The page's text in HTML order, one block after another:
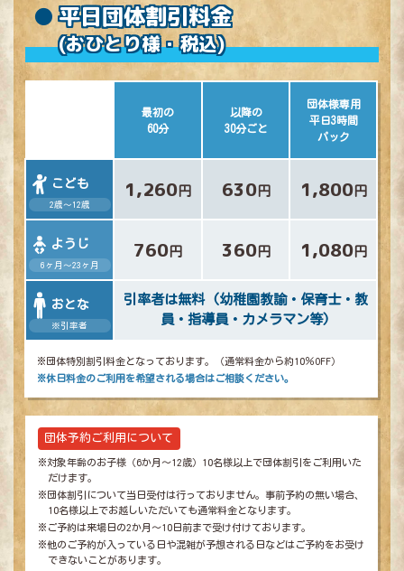
立川髙島屋S.C.
冒険あそび紹介
料金・ご利用案内
ドコドコ 総合トップへ
平日団体割引料金
(おひとり様・税込)
最初の
60分
以降の
30分ごと
団体様専用
平日3時間
パック
こども
2歳～12歳
1,260 円 630円 1,800円
ようじ
6ヶ月～23ヶ月
760 円 360円 1,080円
おとな
※引率者
引率者は無料 (幼稚園教諭・保育士・教
員・指導員・カメラマン等)
※団体特別割引料金となっております。（通常料金から約10％OFF）
※休日料金のご利用を希望される場合はご相談ください。
団体予約ご利用について
※対象年齢のお子様（6か月～12歳）10名様以上で団体割引をご利用いた
だけます。
※団体割引について当日受付は行っておりません。事前予約の無い場合、
10名様以上でお越しいただいても通常料金となります。
※ご予約は来場日の2か月～10日前まで受け付けております。
※他のご予約が入っている日や混雑が予想される日などはご予約をお受け
できないことがあります。